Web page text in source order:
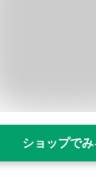
ショップでみ